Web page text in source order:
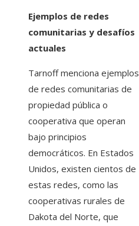
Ejemplos de redes
comunitarias y desafíos
actuales
Tarnoff menciona ejemplos
de redes comunitarias de
propiedad pública o
cooperativa que operan
bajo principios
democráticos. En Estados
Unidos, existen cientos de
estas redes, como las
cooperativas rurales de
Dakota del Norte, que